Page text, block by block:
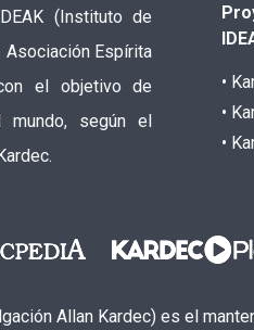
(Instituto de
Asociación Espírita
el objetivo de
mundo, según el
•
•
•
Allan Kardec) es el